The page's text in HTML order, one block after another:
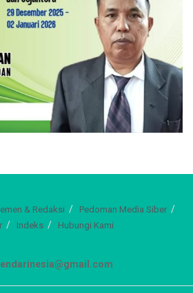
& Redaksi
Pedoman Media Siber
Indeks Hubungi Kami